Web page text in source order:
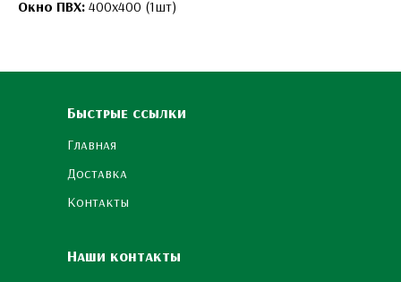
Окно ПВХ: 400х400 (1шт)
Быстрые ссылки
Главная
Доставка
Контакты
Наши контакты